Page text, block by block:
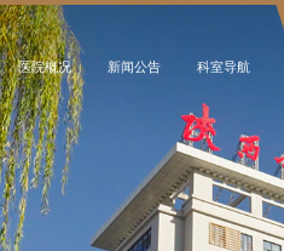
医院概况 新闻公告 科室导航